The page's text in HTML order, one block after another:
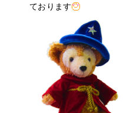
ております